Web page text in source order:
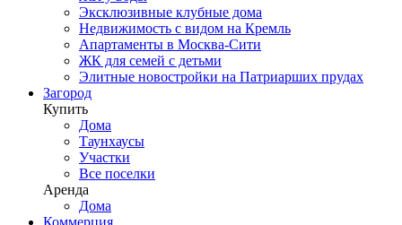
Эксклюзивные клубные дома
Недвижимость с видом на Кремль
Апартаменты в Москва-Сити
ЖК для семей с детьми
Элитные новостройки на Патриарших прудах
Загород
Купить
Дома
Таунхаусы
Участки
Все поселки
Аренда
Дома
Коммерция